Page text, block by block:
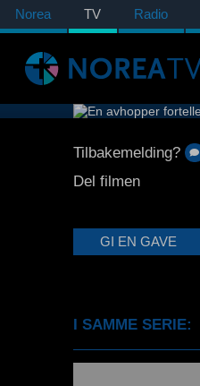
Norea TV Radio
Tilbakemelding?
Del filmen
GI EN GAVE
I SAMME SERIE: